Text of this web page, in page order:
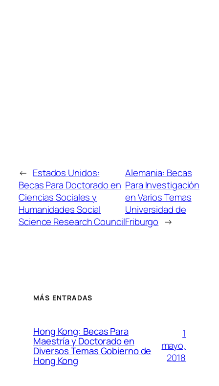
← Estados Unidos:
Becas Para Doctorado en
Ciencias Sociales y
Humanidades Social
Science Research Council
Alemania: Becas
Para Investigación
en Varios Temas
Universidad de
Friburgo →
MÁS ENTRADAS
Hong Kong: Becas Para
Maestría y Doctorado en
Diversos Temas Gobierno de
Hong Kong
1
mayo,
2018